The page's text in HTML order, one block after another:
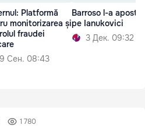
Platformă
monitorizarea și
fraudei
Сен. 08:43
Barroso l-a
pe Ianukovici
3 Дек. 09:32
1 780